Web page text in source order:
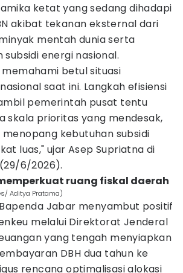
ketat yang sedang dihadapi
akibat tekanan eksternal dari
mentah dunia serta
energi nasional.
betul situasi
saat ini. Langkah efisiensi
pemerintah pusat tentu
skala prioritas yang mendesak,
kebutuhan subsidi
luas," ujar Asep Supriatna di
6/2026).
ruang fiskal daerah
Aditya Pratama)
Jabar menyambut positif
melalui Direktorat Jenderal
yang tengah menyiapkan
DBH dua tahun ke
rencana optimalisasi alokasi